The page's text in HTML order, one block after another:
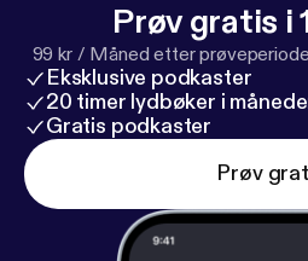
Prøv gratis i
99 kr / Måned etter
Eksklusive podkaster
20 timer lydbøker i
Gratis podkaster
Prøv